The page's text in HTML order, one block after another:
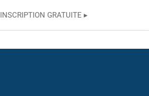
INSCRIPTION GRATUITE ▸